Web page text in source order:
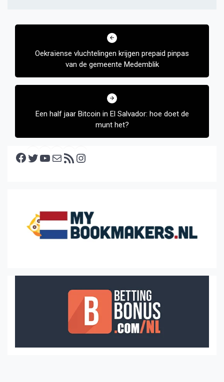
Bericht
Oekraïense vluchtelingen krijgen prepaid pinpas
van de gemeente Medemblik
Een half jaar Bitcoin in El Salvador: hoe doet de
munt het?
Facebook Twitter YouTube E-mail RSS feed